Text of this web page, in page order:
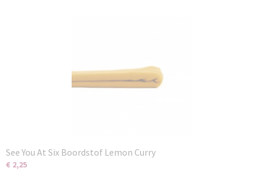
See You At Six Boordstof Lemon Curry
€ 2,25